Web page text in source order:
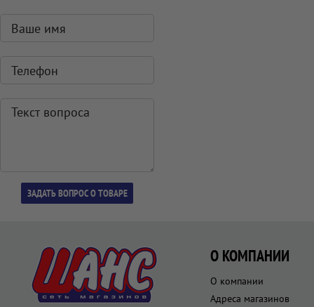
О КОМПАНИИ
О компании
Адреса магазинов